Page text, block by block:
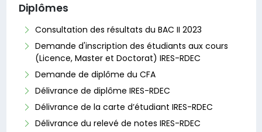
Diplômes
Consultation des résultats du BAC II 2023
Demande d'inscription des étudiants aux cours
(Licence, Master et Doctorat) IRES-RDEC
Demande de diplôme du CFA
Délivrance de diplôme IRES-RDEC
Délivrance de la carte d’étudiant IRES-RDEC
Délivrance du relevé de notes IRES-RDEC